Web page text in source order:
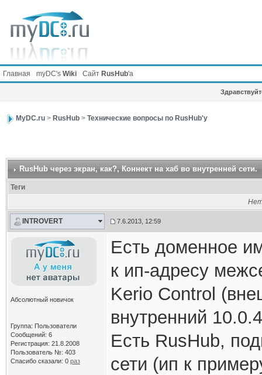
Главная myDC's Wiki Сайт RusHub'а
MyDC.ru> RusHub> Технические вопросы по RusHub'у
RusHub через экран, как?, Коннект на хаб во внутренней сети.
Теги
INTROVERT 7.6.2013, 12:59
Абсолютный новичок
Группа: Пользователи
Сообщений: 6
Регистрация: 21.8.2008
Пользователь №: 403
Спасибо сказали: 0 раз
Есть доменное
к ип-адресу
Kerio Control
внутренний
Есть RusHub,
сети (ип к